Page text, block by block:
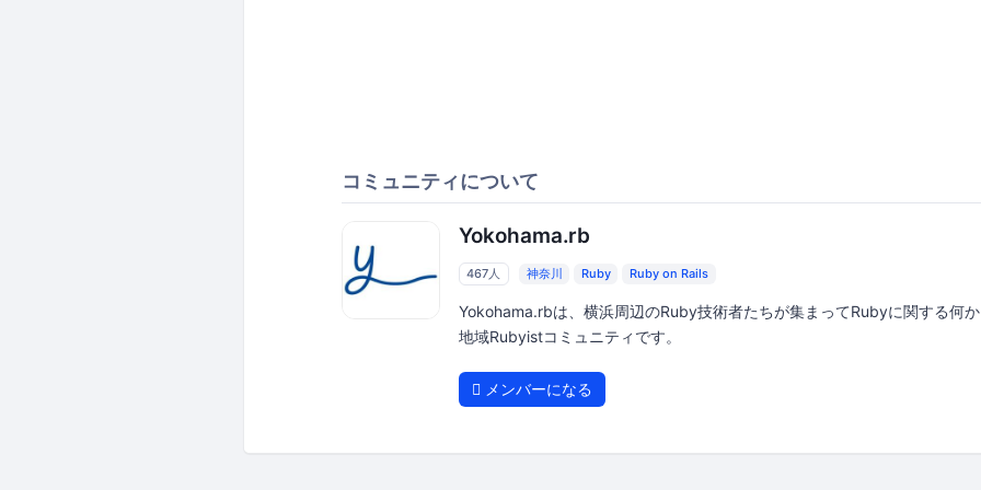
コミュニティについて
Yokohama.rb
467人 神奈川 Ruby Ruby on Rails
Yokohama.rbは、横浜周辺のRuby技術者たちが集まってRubyに関する何
地域Rubyistコミュニティです。
メンバーになる